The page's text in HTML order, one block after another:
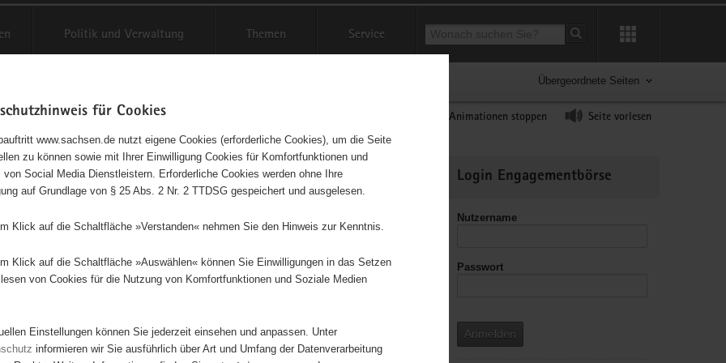
Politik und Verwaltung Themen Service Suchbegriff
Suche starten
Übergeordnete Seiten
Animationen stoppen Seite vorlesen
auf Karte anzeigen
Initiativen Projekte Nach Alphabet Nach Postleitzahl
4785 Suchergebnisse in »Sport«
Informationen
Login Engagementbörse
Nutzername
Passwort
Anmelden
für Cookies
www.sachsen.de nutzt eigene Cookies (erforderliche Cookies), um die Seite
zu können sowie mit Ihrer Einwilligung Cookies für Komfortfunktionen und
von Social Media Dienstleistern. Erforderliche Cookies werden ohne Ihre
auf Grundlage von § 25 Abs. 2 Nr. 2 TTDSG gespeichert und ausgelesen.
Klick auf die Schaltfläche »Verstanden« nehmen Sie den Hinweis zur Kenntnis.
Klick auf die Schaltfläche »Auswählen« können Sie Einwilligungen in das Setzen
von Cookies für die Nutzung von Komfortfunktionen und Soziale Medien
Einstellungen können Sie jederzeit einsehen und anpassen. Unter
informieren wir Sie ausführlich über Art und Umfang der Datenverarbeitung